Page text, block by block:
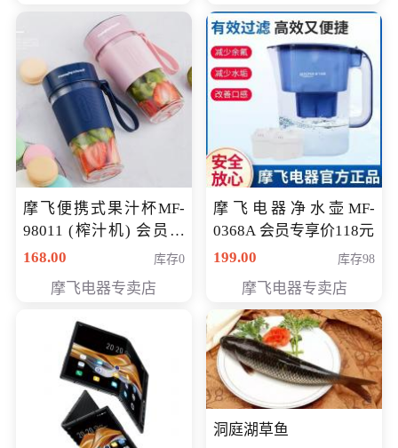
摩飞便携式果汁杯MF-
98011 (榨汁机) 会员专
享价138元
168.00 库存0
摩飞电器专卖店
摩飞电器净水壶MF-
0368A 会员专享价118元
199.00
库存98
摩飞电器专卖店
洞庭湖草鱼